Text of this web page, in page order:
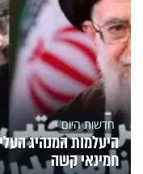
חדשות היום
היעלמות המנהיג
חמינאי קשה